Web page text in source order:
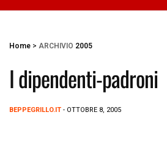
Home > ARCHIVIO 2005
I dipendenti-padroni
BEPPEGRILLO.IT - OTTOBRE 8, 2005